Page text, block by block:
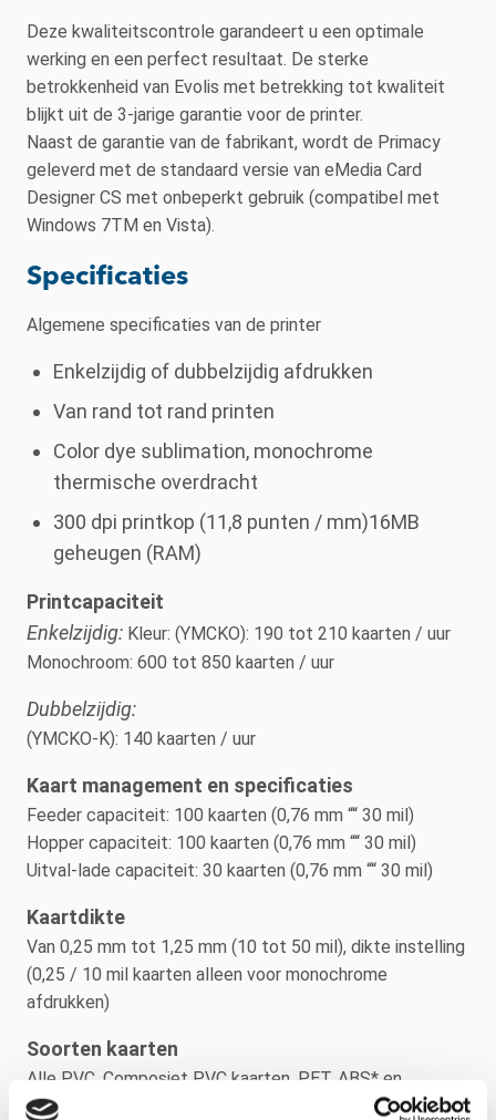
Deze kwaliteitscontrole garandeert u een optimale
werking en een perfect resultaat. De sterke
betrokkenheid van Evolis met betrekking tot kwaliteit
blijkt uit de 3-jarige garantie voor de printer.
Naast de garantie van de fabrikant, wordt de Primacy
geleverd met de standaard versie van eMedia Card
Designer CS met onbeperkt gebruik (compatibel met
Windows 7TM en Vista).
Specificaties
Algemene specificaties van de printer
Enkelzijdig of dubbelzijdig afdrukken
Van rand tot rand printen
Color dye sublimation, monochrome
thermische overdracht
300 dpi printkop (11,8 punten / mm)16MB
geheugen (RAM)
Printcapaciteit
Enkelzijdig: Kleur: (YMCKO): 190 tot 210 kaarten / uur
Monochroom: 600 tot 850 kaarten / uur
Dubbelzijdig:
(YMCKO-K): 140 kaarten / uur
Kaart management en specificaties
Feeder capaciteit: 100 kaarten (0,76 mm ““ 30 mil)
Hopper capaciteit: 100 kaarten (0,76 mm ““ 30 mil)
Uitval-lade capaciteit: 30 kaarten (0,76 mm ““ 30 mil)
Kaartdikte
Van 0,25 mm tot 1,25 mm (10 tot 50 mil), dikte instelling
(0,25 / 10 mil kaarten alleen voor monochrome
afdrukken)
Soorten kaarten
Alle PVC, Composiet PVC kaarten, PET, ABS* en
speciale gelakte* kaartenKaartformaat ISO CR80 ““ ISO